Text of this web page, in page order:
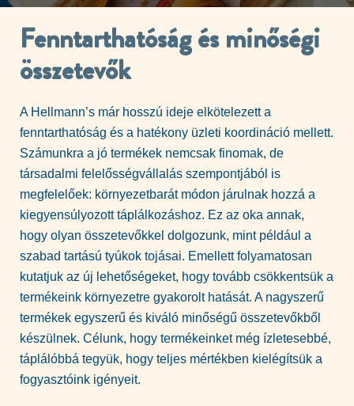
Fenntarthatóság és minőségi
összetevők
A Hellmann’s már hosszú ideje elkötelezett a
fenntarthatóság és a hatékony üzleti koordináció mellett.
Számunkra a jó termékek nemcsak finomak, de
társadalmi felelősségvállalás szempontjából is
megfelelőek: környezetbarát módon járulnak hozzá a
kiegyensúlyozott táplálkozáshoz. Ez az oka annak,
hogy olyan összetevőkkel dolgozunk, mint például a
szabad tartású tyúkok tojásai. Emellett folyamatosan
kutatjuk az új lehetőségeket, hogy tovább csökkentsük a
termékeink környezetre gyakorolt hatását. A nagyszerű
termékek egyszerű és kiváló minőségű összetevőkből
készülnek. Célunk, hogy termékeinket még ízletesebbé,
táplálóbbá tegyük, hogy teljes mértékben kielégítsük a
fogyasztóink igényeit.